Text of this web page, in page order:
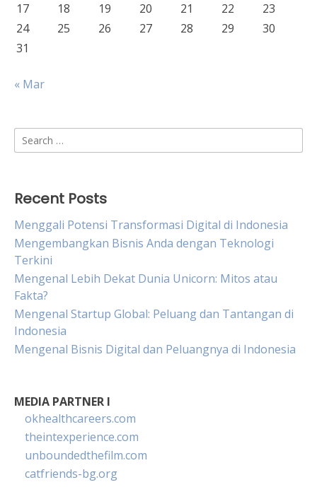
17
18 19 20 21 22
23
24
25 26 27 28 29
30
31
« Mar
Search
for:
Recent Posts
Menggali Potensi Transformasi Digital di Indonesia
Mengembangkan Bisnis Anda dengan Teknologi
Terkini
Mengenal Lebih Dekat Dunia Unicorn: Mitos atau
Fakta?
Mengenal Startup Global: Peluang dan Tantangan di
Indonesia
Mengenal Bisnis Digital dan Peluangnya di Indonesia
MEDIA PARTNER I
okhealthcareers.com
theintexperience.com
unboundedthefilm.com
catfriends-bg.org